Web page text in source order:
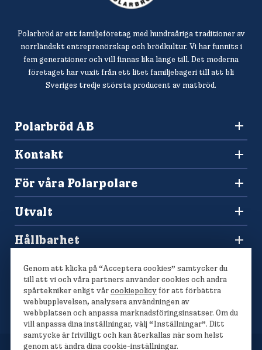
Polarbröd är ett familjeföretag med hundraåriga traditioner av
norrländskt entreprenörskap och brödkultur. Vi har funnits i
fem generationer och vill finnas lika länge till. Det moderna
företaget har vuxit från ett litet familjebageri till att bli
Sveriges tredje största producent av matbröd.
Polarbröd AB
010-450 60 00
info@polarbrod.se
Kontakt
Konsumentkontakt och reklamation
Frågor och svar
Press och nyhetsrum
Sponsring
För våra Polarpolare
Tävlingar
Hitta din Polarklämma
Utvalt
Lediga jobb
Våra bröd
Hållbarhet
Polarmetoden
Genom att klicka på “Acceptera cookies” samtycker du
till att vi och våra partners använder cookies och andra
spårtekniker enligt vårcookiepolicyför att förbättra
webbupplevelsen, analysera användningen av
webbplatsen och anpassa marknadsföringsinsatser. Om du
vill anpassa dina inställningar, välj “Inställningar”. Ditt
samtycke är frivilligt och kan återkallas när som helst
genom att ändra dina cookie-inställningar.